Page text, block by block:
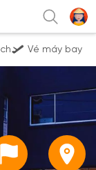
Vé máy bay